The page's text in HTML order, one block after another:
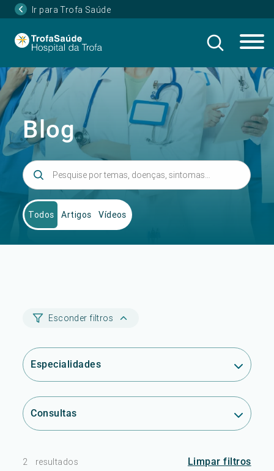
Ir para Trofa Saúde
Blog
Todos Artigos Vídeos
Esconder filtros
Especialidades
Consultas
2 resultados Limpar filtros